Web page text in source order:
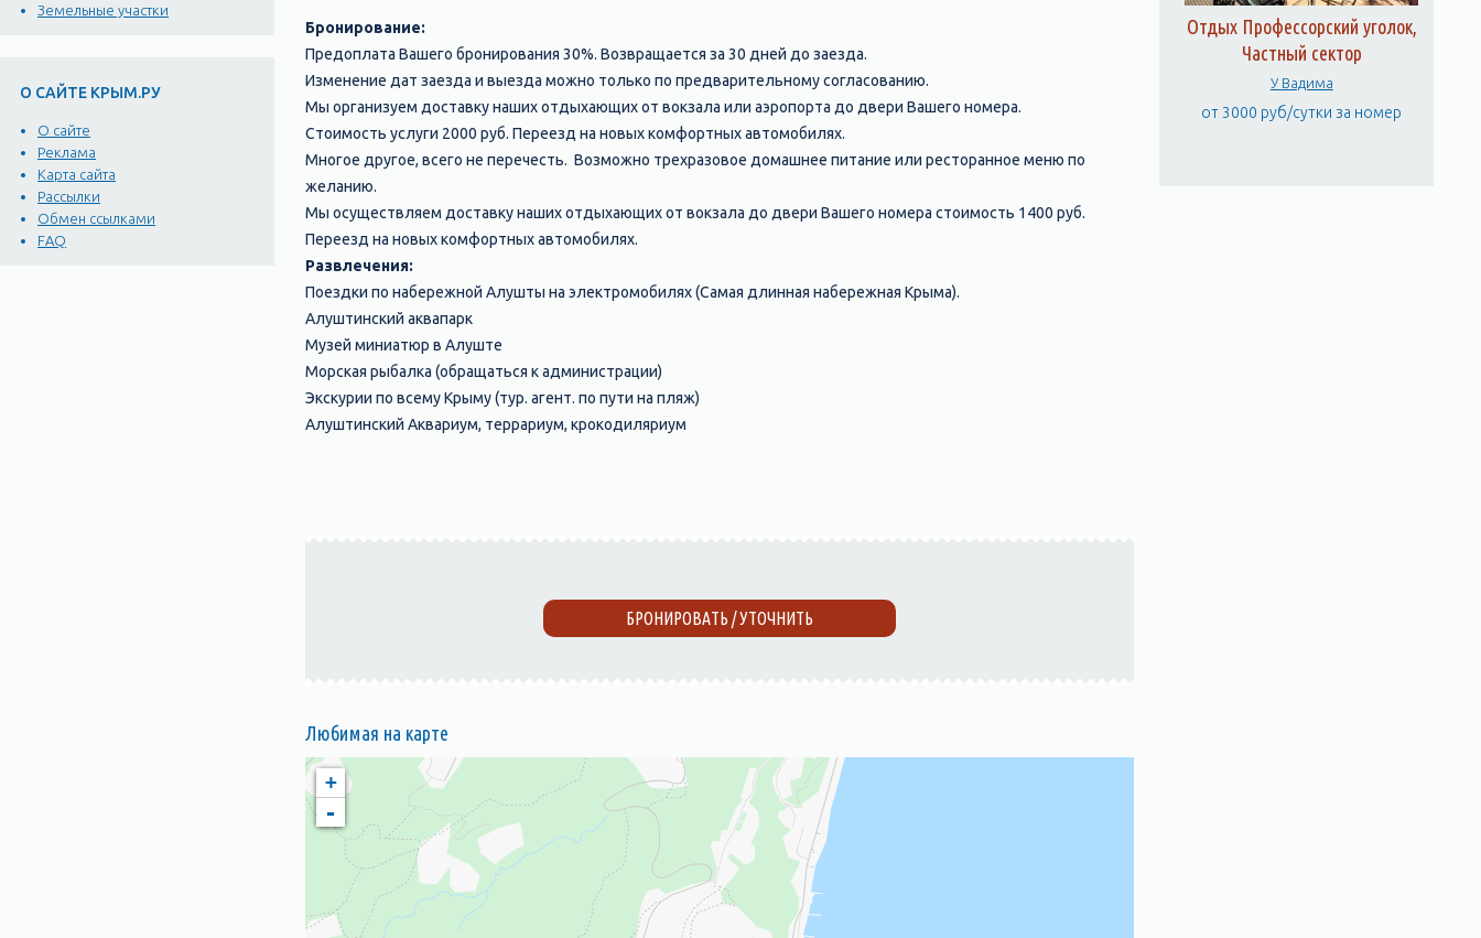
Земельные участки
О САЙТЕ КРЫМ.РУ
О сайте
Реклама
Карта сайта
Рассылки
Обмен ссылками
FAQ
Бронирование:
Предоплата Вашего бронирования 30%. Возвращается за 30 дней до заезда.
Изменение дат заезда и выезда можно только по предварительному согласованию.
Мы организуем доставку наших отдыхающих от вокзала или аэропорта до двери Вашего номера.
Стоимость услуги 2000 руб. Переезд на новых комфортных автомобилях.
Многое другое, всего не перечесть. Возможно трехразовое домашнее питание или ресторанное меню по
желанию.
Мы осуществляем доставку наших отдыхающих от вокзала до двери Вашего номера стоимость 1400 руб.
Переезд на новых комфортных автомобилях.
Развлечения:
Поездки по набережной Алушты на электромобилях (Самая длинная набережная Крыма).
Алуштинский аквапарк
Музей миниатюр в Алуште
Морская рыбалка (обращаться к администрации)
Экскурии по всему Крыму (тур. агент. по пути на пляж)
Алуштинский Аквариум, террариум, крокодиляриум
БРОНИРОВАТЬ / УТОЧНИТЬ
Любимая на карте
+
-
Отдых Профессорский уголок,
Частный сектор
У Вадима
от 3000 руб/сутки за номер